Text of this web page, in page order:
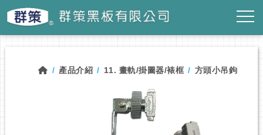
產品介紹 11. 畫軌/掛圖器/裱框 方頭小吊鉤